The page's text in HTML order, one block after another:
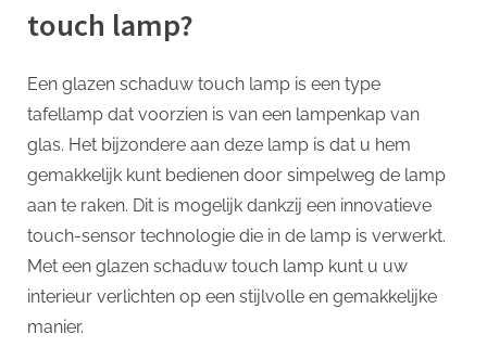
touch lamp?
Een glazen schaduw touch lamp is een type
tafellamp dat voorzien is van een lampenkap van
glas. Het bijzondere aan deze lamp is dat u hem
gemakkelijk kunt bedienen door simpelweg de lamp
aan te raken. Dit is mogelijk dankzij een innovatieve
touch-sensor technologie die in de lamp is verwerkt.
Met een glazen schaduw touch lamp kunt u uw
interieur verlichten op een stijlvolle en gemakkelijke
manier.